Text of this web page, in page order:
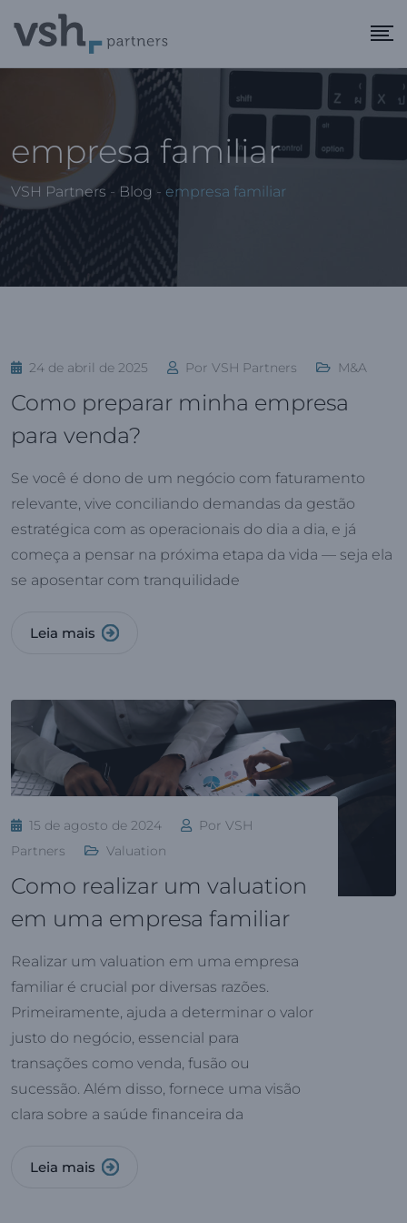
empresa familiar
VSH Partners - Blog - empresa familiar
24 de abril de 2025 Por VSH Partners M&A
Como preparar minha empresa
para venda?
Se você é dono de um negócio com faturamento
relevante, vive conciliando demandas da gestão
estratégica com as operacionais do dia a dia, e já
começa a pensar na próxima etapa da vida — seja ela
se aposentar com tranquilidade
Leia mais
15 de agosto de 2024 Por VSH
Partners
Valuation
Como realizar um valuation
em uma empresa familiar
Realizar um valuation em uma empresa
familiar é crucial por diversas razões.
Primeiramente, ajuda a determinar o valor
justo do negócio, essencial para
transações como venda, fusão ou
sucessão. Além disso, fornece uma visão
clara sobre a saúde financeira da
Leia mais